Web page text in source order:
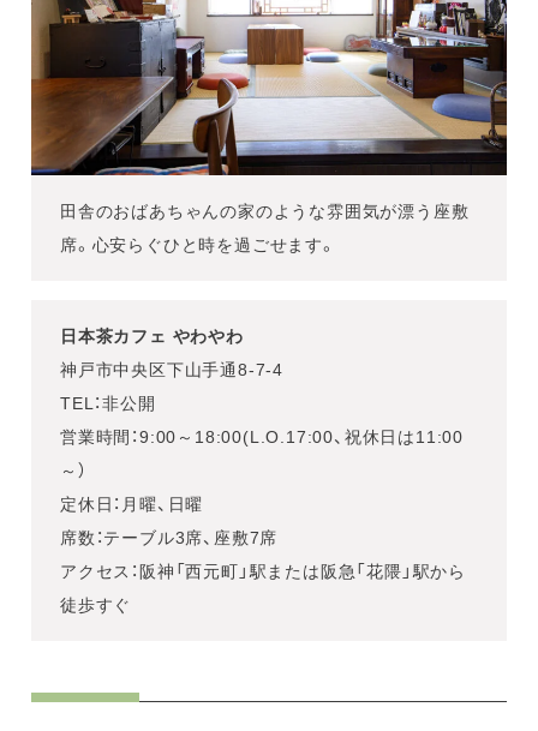
田舎のおばあちゃんの家のような雰囲気が漂う座敷
席。心安らぐひと時を過ごせます。
日本茶カフェ やわやわ
神戸市中央区下山手通8-7-4
TEL：非公開
営業時間：9:00～18:00(L.O.17:00、祝休日は11:00
～）
定休日：月曜、日曜
席数：テーブル3席、座敷7席
アクセス：阪神「西元町」駅または阪急「花隈」駅から
徒歩すぐ